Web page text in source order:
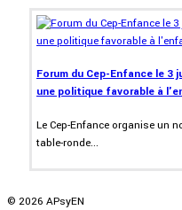
Forum du Cep-Enfance le 3
une politique favorable à
Le Cep-Enfance organise un
table-ronde...
© 2026 APsyEN